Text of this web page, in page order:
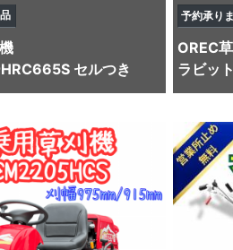
セルつき
予約承り
OREC
ラビッ